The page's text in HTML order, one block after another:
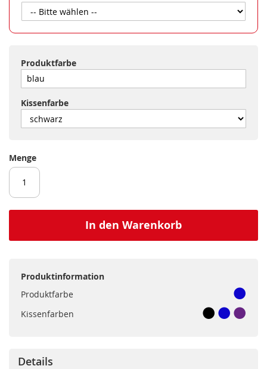
Produktfarbe
Kissenfarbe
Menge
In den Warenkorb
Produktinformation
Produktfarbe
Kissenfarben
Details